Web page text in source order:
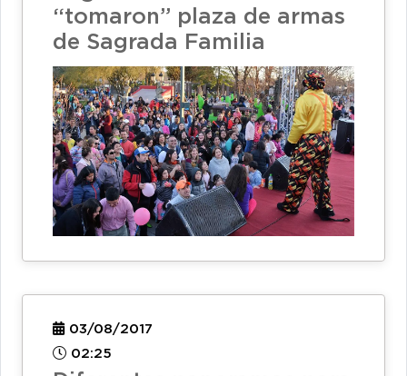
“tomaron” plaza de armas
de Sagrada Familia
03/08/2017
02:25